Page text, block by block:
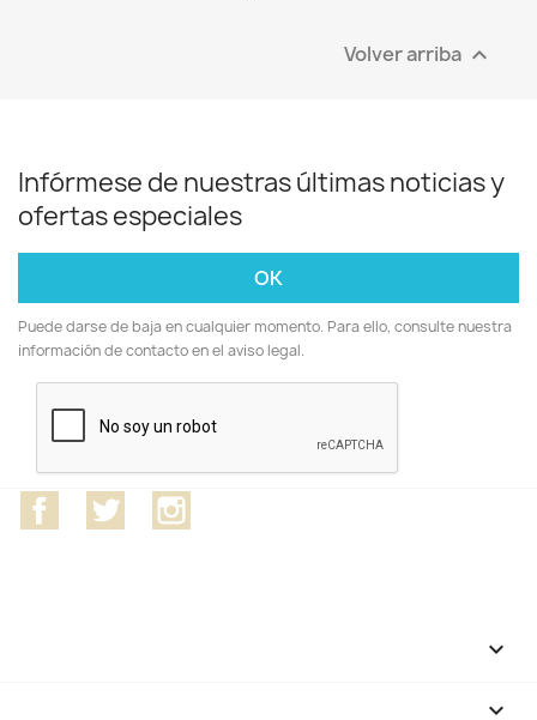
Volver arriba 
Infórmese de nuestras últimas noticias y
ofertas especiales
Puede darse de baja en cualquier momento. Para ello, consulte nuestra
información de contacto en el aviso legal.
FacebookTwitter

